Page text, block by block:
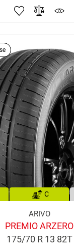
C
ARIVO
PREMIO ARZERO
175/70 R 13 82T